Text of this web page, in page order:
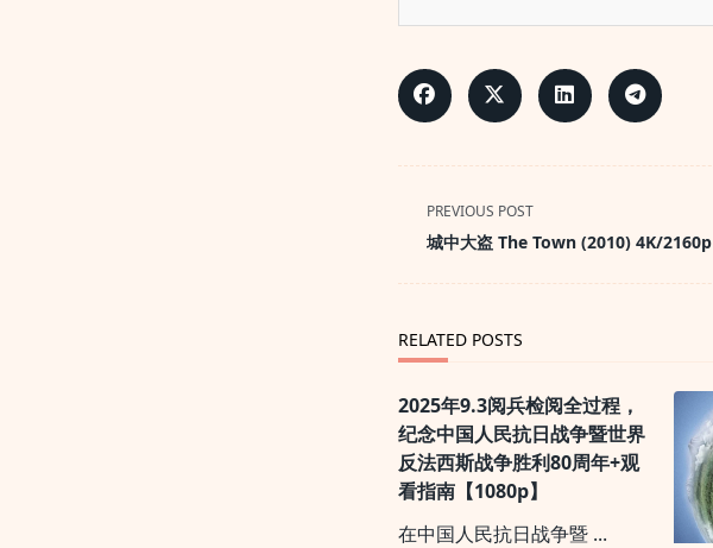
<span
class="nav-
text">Page</span>
PREVIOUS POST
城中大盗 The Town (2010) 4K/2160p
RELATED POSTS
2025年9.3阅兵检阅全过程，
纪念中国人民抗日战争暨世界
反法西斯战争胜利80周年+观
看指南【1080p】
在中国人民抗日战争暨 ...